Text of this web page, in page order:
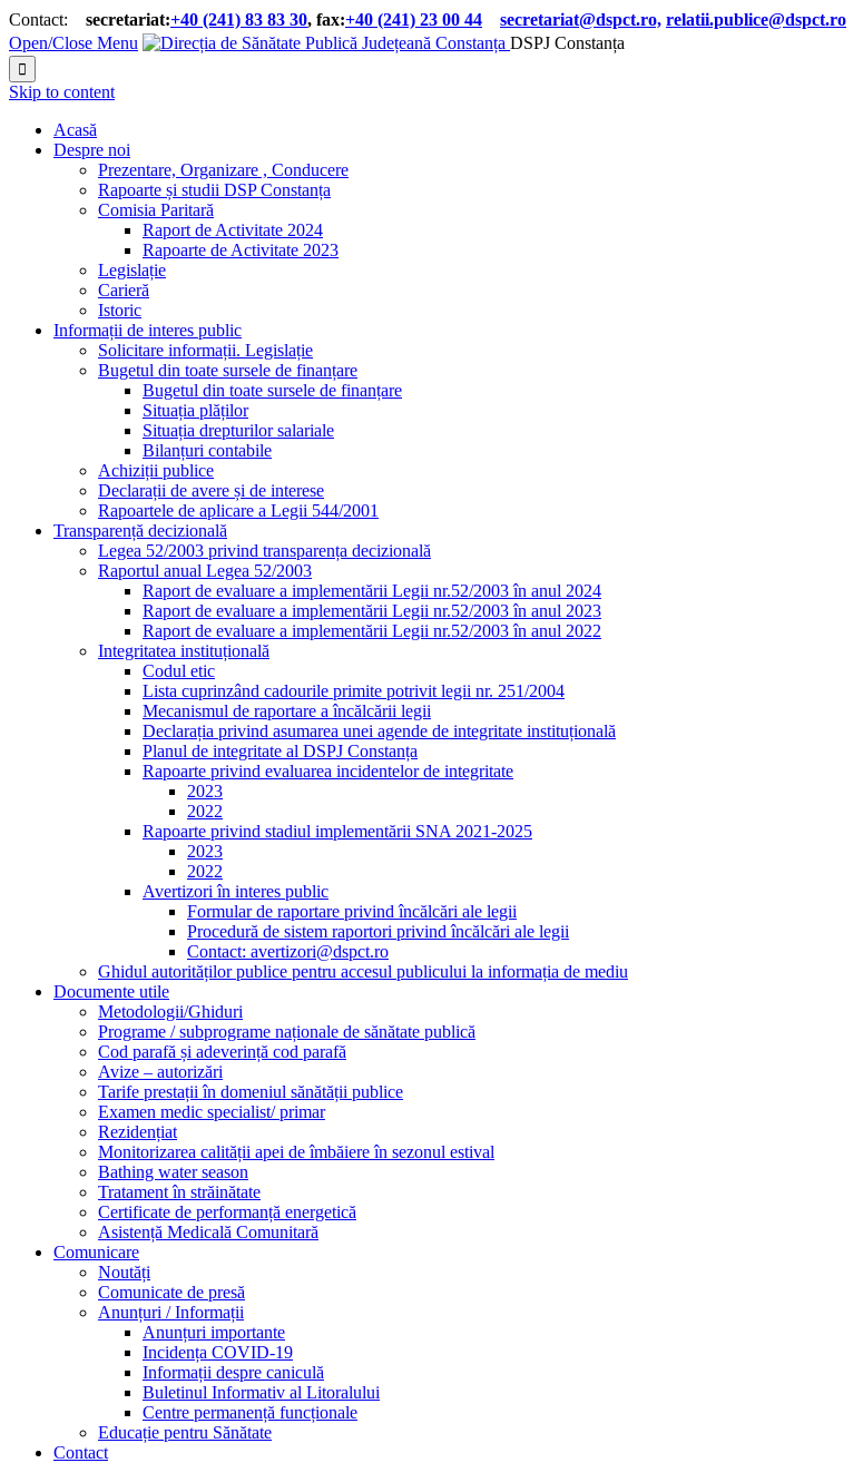
Contact: secretariat:+40 (241) 83 83 30, fax:+40 (241) 23 00 44 secretariat@dspct.ro, relatii.publice@dspct.ro
Open/Close Menu
DSPJ Constanța

Skip to content
Acasă
Despre noi
Prezentare, Organizare , Conducere
Rapoarte și studii DSP Constanța
Comisia Paritară
Raport de Activitate 2024
Rapoarte de Activitate 2023
Legislație
Carieră
Istoric
Informații de interes public
Solicitare informații. Legislație
Bugetul din toate sursele de finanțare
Bugetul din toate sursele de finanțare
Situația plăților
Situația drepturilor salariale
Bilanțuri contabile
Achiziții publice
Declarații de avere și de interese
Rapoartele de aplicare a Legii 544/2001
Transparență decizională
Legea 52/2003 privind transparența decizională
Raportul anual Legea 52/2003
Raport de evaluare a implementării Legii nr.52/2003 în anul 2024
Raport de evaluare a implementării Legii nr.52/2003 în anul 2023
Raport de evaluare a implementării Legii nr.52/2003 în anul 2022
Integritatea instituțională
Codul etic
Lista cuprinzând cadourile primite potrivit legii nr. 251/2004
Mecanismul de raportare a încălcării legii
Declarația privind asumarea unei agende de integritate instituțională
Planul de integritate al DSPJ Constanța
Rapoarte privind evaluarea incidentelor de integritate
2023
2022
Rapoarte privind stadiul implementării SNA 2021-2025
2023
2022
Avertizori în interes public
Formular de raportare privind încălcări ale legii
Procedură de sistem raportori privind încălcări ale legii
Contact: avertizori@dspct.ro
Ghidul autorităților publice pentru accesul publicului la informația de mediu
Documente utile
Metodologii/Ghiduri
Programe / subprograme naționale de sănătate publică
Cod parafă și adeverință cod parafă
Avize – autorizări
Tarife prestații în domeniul sănătății publice
Examen medic specialist/ primar
Rezidențiat
Monitorizarea calității apei de îmbăiere în sezonul estival
Bathing water season
Tratament în străinătate
Certificate de performanță energetică
Asistență Medicală Comunitară
Comunicare
Noutăți
Comunicate de presă
Anunțuri / Informații
Anunțuri importante
Incidența COVID-19
Informații despre caniculă
Buletinul Informativ al Litoralului
Centre permanență funcționale
Educație pentru Sănătate
Contact